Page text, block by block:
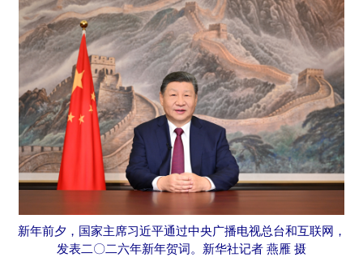
新年前夕，国家主席习近平通过中央广播电视总台和互联网，
发表二〇二六年新年贺词。新华社记者 燕雁 摄